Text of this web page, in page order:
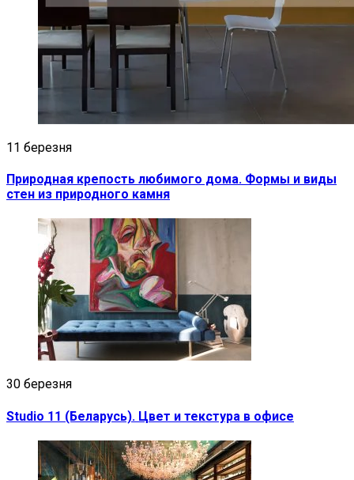
11 березня
Природная крепость любимого дома. Формы и виды
стен из природного камня
30 березня
Studio 11 (Беларусь). Цвет и текстура в офисе